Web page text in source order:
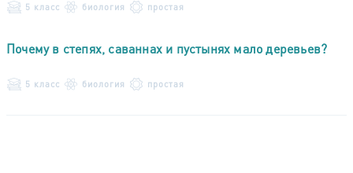
5 класс биология простая
Почему в степях, саваннах и пустынях мало деревьев?
5 класс биология простая